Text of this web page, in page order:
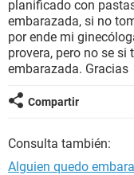
SEXUALIDAD
GLOSARIO
planificado con
embarazada, si no
por ende mi
provera, pero no se
embarazada. Gracias
Compartir
Consulta también:
Alguien quedo